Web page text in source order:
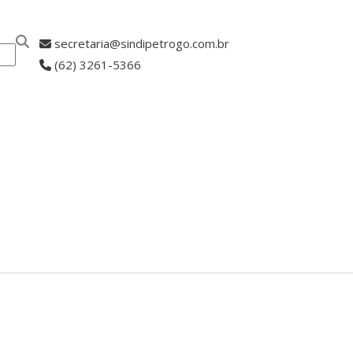
secretaria@sindipetrogo.com.br
(62) 3261-5366